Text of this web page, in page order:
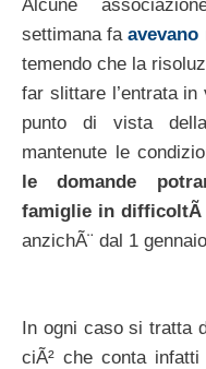
Alcune
settimana fa
temendo che la
far slittare l’entrata in
punto di vista
mantenute le
le domande
famiglie in difficoltÃ
anzichÃ¨ dal 1
In ogni caso si tratta
ciÃ² che conta